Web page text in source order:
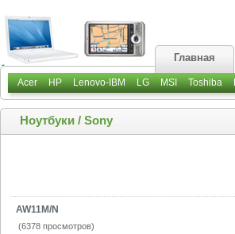
Главная
Acer HP Lenovo-IBM LG MSI Toshiba
Ноутбуки / Sony
AW11M/N
(6378 просмотров)